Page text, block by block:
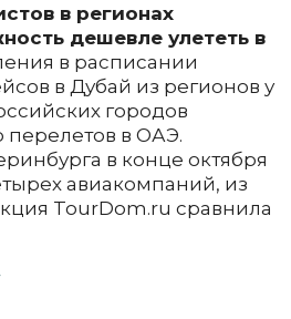
в регионах
дешевле улететь в
в расписании
в Дубай из регионов у
городов
в ОАЭ.
в конце октября
авиакомпаний, из
TourDom.ru сравнила